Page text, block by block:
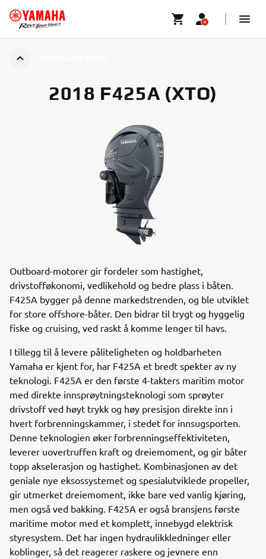
2018 F425A (XTO)
Outboard-motorer gir fordeler som hastighet,
drivstofføkonomi, vedlikehold og bedre plass i båten.
F425A bygger på denne markedstrenden, og ble utviklet
for store offshore-båter. Den bidrar til trygt og hyggelig
fiske og cruising, ved raskt å komme lenger til havs.
I tillegg til å levere påliteligheten og holdbarheten
Yamaha er kjent for, har F425A et bredt spekter av ny
teknologi. F425A er den første 4-takters maritim motor
med direkte innsprøytningsteknologi som sprøyter
drivstoff ved høyt trykk og høy presisjon direkte inn i
hvert forbrenningskammer, i stedet for innsugsporten.
Denne teknologien øker forbrenningseffektiviteten,
leverer uovertruffen kraft og dreiemoment, og gir båter
topp akselerasjon og hastighet. Kombinasjonen av det
geniale nye eksossystemet og spesialutviklede propeller,
gir utmerket dreiemoment, ikke bare ved vanlig kjøring,
men også ved bakking. F425A er også bransjens første
maritime motor med et komplett, innebygd elektrisk
styresystem. Det har ingen hydraulikkledninger eller
koblinger, så det reagerer raskere og jevnere enn